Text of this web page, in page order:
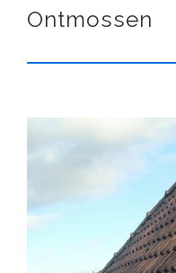
Ontmossen